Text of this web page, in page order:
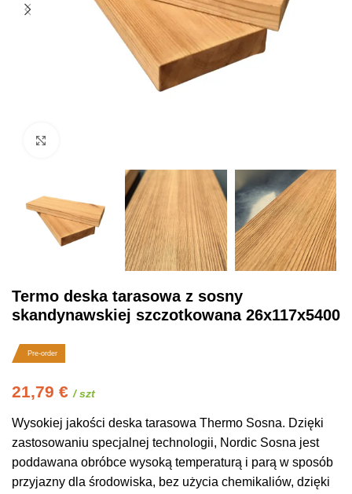
Termo deska tarasowa z sosny
skandynawskiej szczotkowana 26x117x5400
Pre-order
21,79 € / szt
Wysokiej jakości deska tarasowa Thermo Sosna. Dzięki
zastosowaniu specjalnej technologii, Nordic Sosna jest
poddawana obróbce wysoką temperaturą i parą w sposób
przyjazny dla środowiska, bez użycia chemikaliów, dzięki